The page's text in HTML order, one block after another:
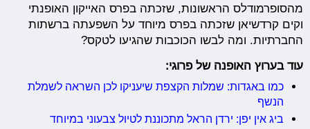
מהסופרמודלס הראשונות, שזכתה בפרס האייקון האופנתי
וקים קרדשיאן שזכתה בפרס מיוחד על השפעתה ברשתות
החברתיות. ומה לבשו הכוכבות שהגיעו לטקס?
עוד בערוץ האופנה של פרוגי:
כמו באגדות: שמלות הקצפת שיעניקו לכן השראה לשמלת
הנשף
ביג אין יפן: ירדן הראל מתכוננת לטיול צבעוני במיוחד